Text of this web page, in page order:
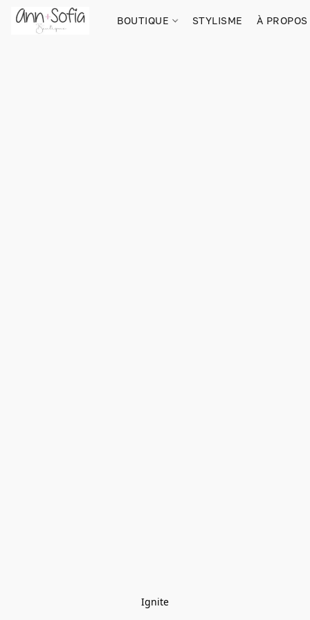
BOUTIQUE STYLISME À
Ignite